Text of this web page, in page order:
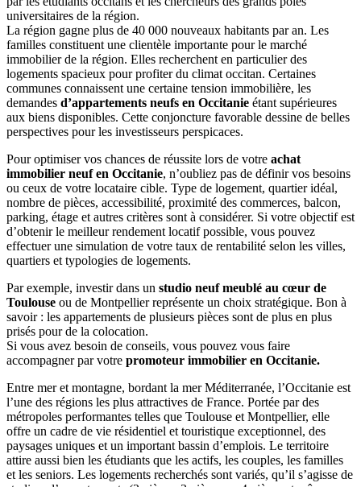
universitaires de la région.
La région gagne plus de 40 000 nouveaux habitants par an. Les
familles constituent une clientèle importante pour le marché
immobilier de la région. Elles recherchent en particulier des
logements spacieux pour profiter du climat occitan. Certaines
communes connaissent une certaine tension immobilière, les
demandes d’appartements neufs en Occitanie étant supérieures
aux biens disponibles. Cette conjoncture favorable dessine de belles
perspectives pour les investisseurs perspicaces.
Pour optimiser vos chances de réussite lors de votre achat
immobilier neuf en Occitanie, n’oubliez pas de définir vos besoins
ou ceux de votre locataire cible. Type de logement, quartier idéal,
nombre de pièces, accessibilité, proximité des commerces, balcon,
parking, étage et autres critères sont à considérer. Si votre objectif est
d’obtenir le meilleur rendement locatif possible, vous pouvez
effectuer une simulation de votre taux de rentabilité selon les villes,
quartiers et typologies de logements.
Par exemple, investir dans un studio neuf meublé au cœur de
Toulouse ou de Montpellier représente un choix stratégique. Bon à
savoir : les appartements de plusieurs pièces sont de plus en plus
prisés pour de la colocation.
Si vous avez besoin de conseils, vous pouvez vous faire
accompagner par votre promoteur immobilier en Occitanie.
Entre mer et montagne, bordant la mer Méditerranée, l’Occitanie est
l’une des régions les plus attractives de France. Portée par des
métropoles performantes telles que Toulouse et Montpellier, elle
offre un cadre de vie résidentiel et touristique exceptionnel, des
paysages uniques et un important bassin d’emplois. Le territoire
attire aussi bien les étudiants que les actifs, les couples, les familles
et les seniors. Les logements recherchés sont variés, qu’il s’agisse de